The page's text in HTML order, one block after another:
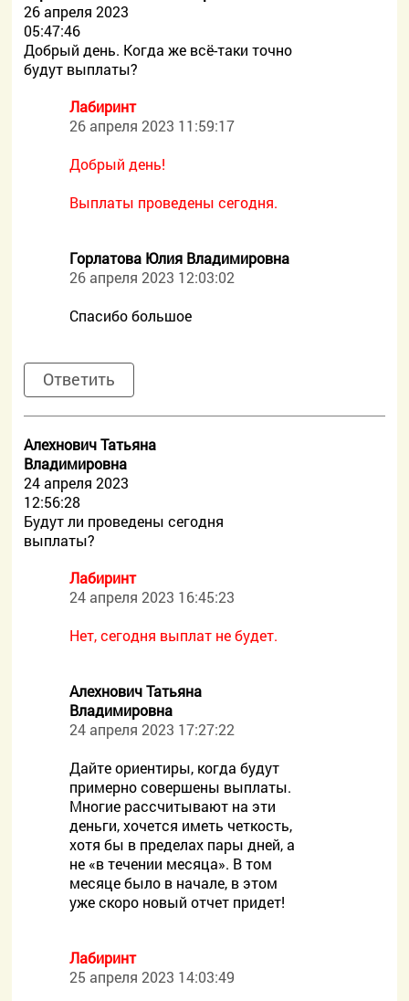
26 апреля 2023
05:47:46
Добрый день. Когда же всё-таки точно
будут выплаты?
Лабиринт
26 апреля 2023 11:59:17
Добрый день!
Выплаты проведены сегодня.
Горлатова Юлия Владимировна
26 апреля 2023 12:03:02
Спасибо большое
Ответить
Алехнович Татьяна
Владимировна
24 апреля 2023
12:56:28
Будут ли проведены сегодня
выплаты?
Лабиринт
24 апреля 2023 16:45:23
Нет, сегодня выплат не будет.
Алехнович Татьяна
Владимировна
24 апреля 2023 17:27:22
Дайте ориентиры, когда будут
примерно совершены выплаты.
Многие рассчитывают на эти
деньги, хочется иметь четкость,
хотя бы в пределах пары дней, а
не «в течении месяца». В том
месяце было в начале, в этом
уже скоро новый отчет придет!
Лабиринт
25 апреля 2023 14:03:49